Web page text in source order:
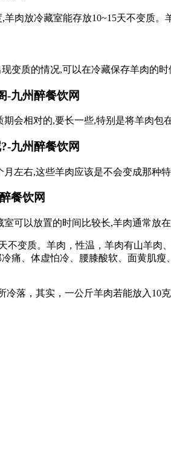
肉放冷藏室能存放10~15天不变质
变质的情况,可以在冷藏保存羊肉的
-九州醉餐饮网
会相对的,要长一些,特别是将羊肉包
九州醉餐饮网
左右,这些羊肉应该是不会变成那种
餐饮网
可以放置的时间比较长,羊肉通常放
不变质。羊肉，性温，羊肉有山羊
痛、体虚怕冷、腰膝酸软、面黄肌
落，其实，一公斤羊肉若能放入10